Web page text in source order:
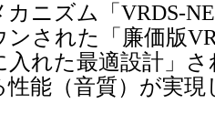
カニズム「VRDS-
された「廉価版
入れた最適設計」
性能（音質）が実